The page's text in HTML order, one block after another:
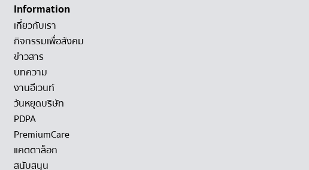
Information
เกี่ยวกับเรา
กิจกรรมเพื่อสังคม
ข่าวสาร
บทความ
งานอีเวนท์
วันหยุดบริษัท
PDPA
PremiumCare
แคตตาล็อก
สนับสนุน